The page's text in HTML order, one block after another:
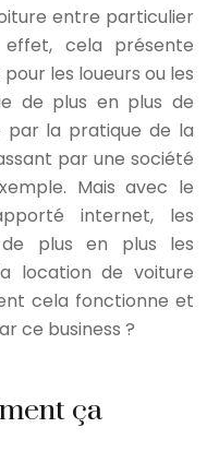
entre particulier
cela présente
les loueurs ou les
de plus en plus de
par la pratique de la
par une société
Mais avec le
internet, les
de plus en plus les
location de voiture
cela fonctionne et
ce business ?
ça